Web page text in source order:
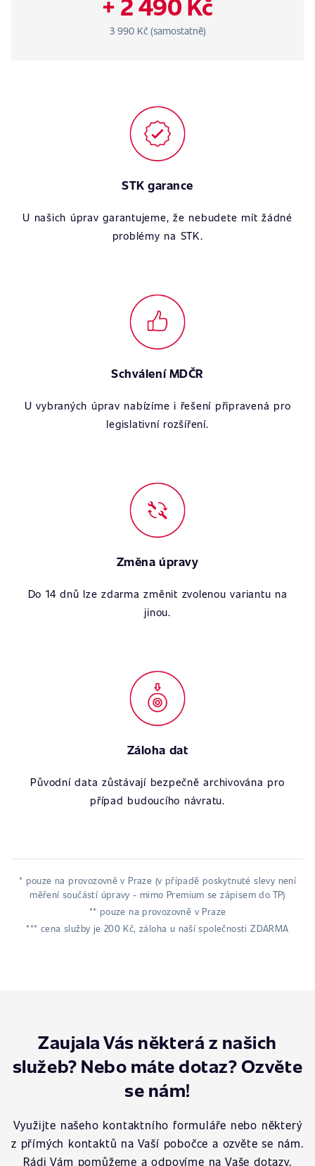
3 990 Kč (samostatně)
STK garance
U našich úprav garantujeme, že nebudete mít žádné
problémy na STK.
Schválení MDČR
U vybraných úprav nabízíme i řešení připravená pro
legislativní rozšíření.
Změna úpravy
Do 14 dnů lze zdarma změnit zvolenou variantu na
jinou.
Záloha dat
Původní data zůstávají bezpečně archivována pro
případ budoucího návratu.
* pouze na provozovně v Praze (v případě poskytnuté slevy není
měření součástí úpravy - mimo Premium se zápisem do TP)
** pouze na provozovně v Praze
*** cena služby je 200 Kč, záloha u naší společnosti ZDARMA
Zaujala Vás některá z našich
služeb? Nebo máte dotaz? Ozvěte
se nám!
Využijte našeho kontaktního formuláře nebo některý
z přímých kontaktů na Vaší pobočce a ozvěte se nám.
Rádi Vám pomůžeme a odpovíme na Vaše dotazy.